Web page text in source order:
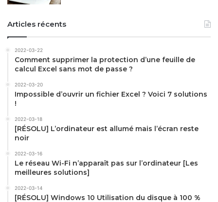
Articles récents
2022-03-22
Comment supprimer la protection d’une feuille de
calcul Excel sans mot de passe ?
2022-03-20
Impossible d’ouvrir un fichier Excel ? Voici 7 solutions
!
2022-03-18
[RÉSOLU] L’ordinateur est allumé mais l’écran reste
noir
2022-03-16
Le réseau Wi-Fi n’apparaît pas sur l’ordinateur [Les
meilleures solutions]
2022-03-14
[RÉSOLU] Windows 10 Utilisation du disque à 100 %